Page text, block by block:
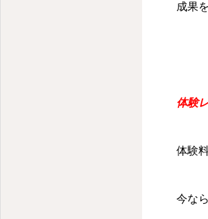
成果
体験
体験
今な